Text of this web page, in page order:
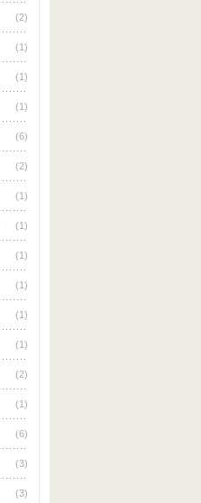
(2)
(1)
(1)
(1)
(6)
(2)
(1)
(1)
(1)
(1)
(1)
(1)
(2)
(1)
(6)
(3)
(3)